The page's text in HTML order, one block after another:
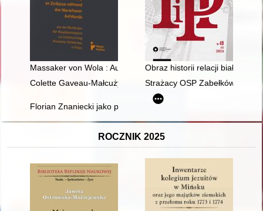
Massaker von Wola : Auswahl von Quellen zum
Obraz historii relacji
Colette Gaveau-Małcużyńska : portret pianistki = Colette
Strażacy OSP Zabełków :
Florian Znaniecki jako pedagogiczny marzyciel
ROCZNIK 2025